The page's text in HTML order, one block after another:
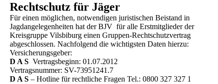
Rechtschutz für Jäger
Für einen möglichen, notwendigen juristischen Beistand in
Jagdangelegenheiten hat der BJV für alle Erstmitglieder der
Kreisgruppe Vilsbiburg einen Gruppen-Rechtschutzvertrag
abgeschlossen. Nachfolgend die wichtigsten Daten hierzu:
Versicherungsgeber:
D A S Vertragsbeginn: 01.07.2012
Vertragsnummer: SV-73951241.7
D A S – Hotline für rechtliche Fragen Tel.: 0800 327 327 1